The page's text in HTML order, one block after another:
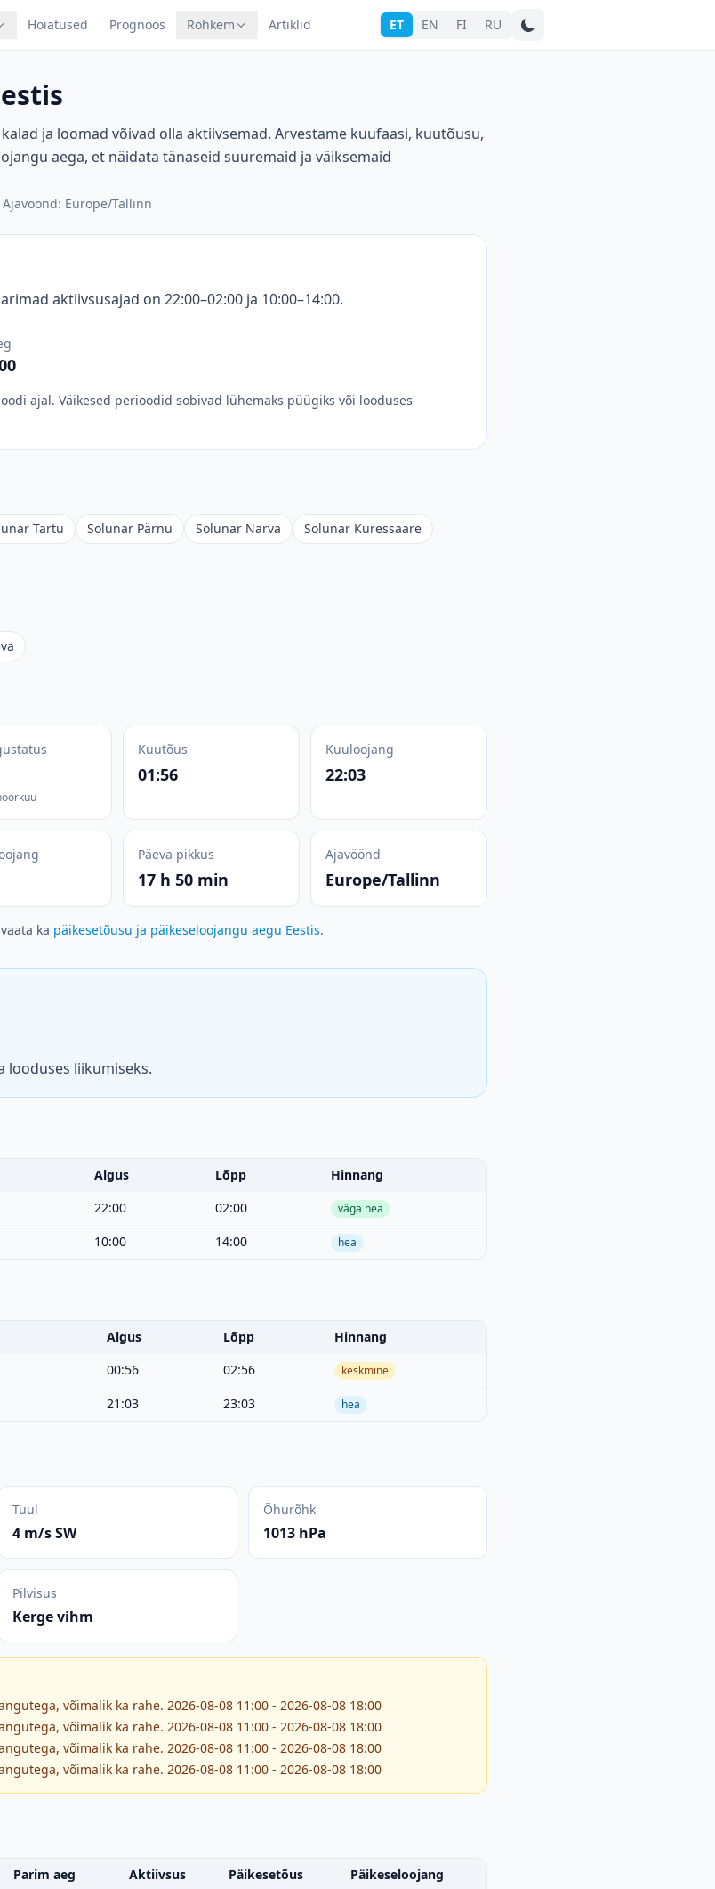
Hoiatused Prognoos Rohkem Artiklid Otsi linna
ET EN FI RU
ja loomad võivad olla aktiivsemad. Arvestame kuufaasi, kuutõusu,
aega, et näidata tänaseid suuremaid ja väiksemaid
Ajavöönd: Europe/Tallinn
aktiivsusajad on 22:00–02:00 ja 10:00–14:00.
ajal. Väikesed perioodid sobivad lühemaks püügiks või looduses
Tartu Solunar Pärnu Solunar Narva
Solunar Kuressaare
Kuutõus
01:56
Kuuloojang
22:03
Päeva pikkus
17 h 50 min
Ajavöönd
Europe/Tallinn
ka päikesetõusu ja päikeseloojangu aegu Eestis.
looduses liikumiseks.
Algus Lõpp
Hinnang
22:00 02:00 väga hea
10:00 14:00 hea
Algus Lõpp
Hinnang
00:56 02:56 keskmine
21:03 23:03 hea
Tuul
4 m/s SW
Õhurõhk
1013 hPa
Pilvisus
Kerge vihm
võimalik ka rahe. 2026-08-08 11:00 - 2026-08-08 18:00
võimalik ka rahe. 2026-08-08 11:00 - 2026-08-08 18:00
võimalik ka rahe. 2026-08-08 11:00 - 2026-08-08 18:00
võimalik ka rahe. 2026-08-08 11:00 - 2026-08-08 18:00
Parim aeg Aktiivsus Päikesetõus
Päikeseloojang